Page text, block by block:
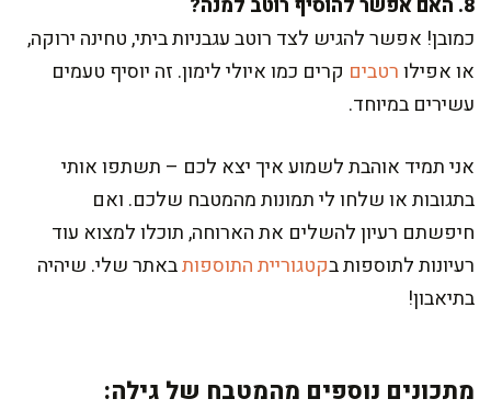
כמובן! אפשר להגיש לצד רוטב עגבניות ביתי, טחינה ירוקה,
או אפילורטבים קרים כמו איולי לימון. זה יוסיף טעמים
עשירים במיוחד.
אני תמיד אוהבת לשמוע איך יצא לכם – תשתפו אותי
בתגובות או שלחו לי תמונות מהמטבח שלכם. ואם
חיפשתם רעיון להשלים את הארוחה, תוכלו למצוא עוד
רעיונות לתוספות בקטגוריית התוספותבאתר שלי. שיהיה
בתיאבון!
מתכונים נוספים מהמטבח של גילה: